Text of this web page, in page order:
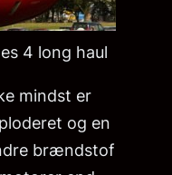
4 long haul
mindst er
og en
brændstof